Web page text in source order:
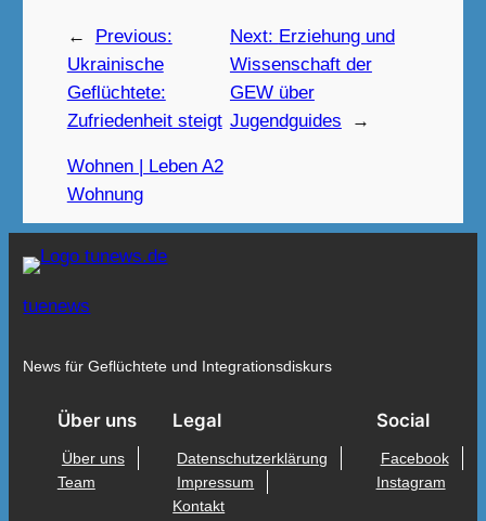
←
Previous:
Ukrainische
Geflüchtete:
Zufriedenheit steigt
Next: Erziehung und
Wissenschaft der
GEW über
Jugendguides
→
Wohnen | Leben A2
Wohnung
tuenews
News für Geflüchtete und Integrationsdiskurs
Über uns
Über uns
Team
Legal
Datenschutzerklärung
Impressum
Kontakt
Social
Facebook
Instagram